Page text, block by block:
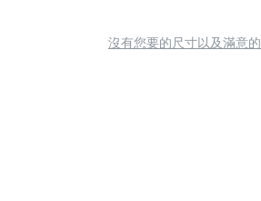
沒有您要的尺寸以及滿意